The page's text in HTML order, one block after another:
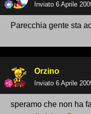
Inviato 6 Aprile
Parecchia gente sta
Orzino
Inviato 6 Aprile
speramo che non ha